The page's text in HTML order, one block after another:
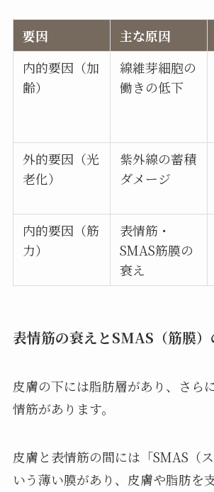
要因 主な原因
内的要因（加
齢）
線維芽細胞の
働きの低下
外的要因（光
老化）
紫外線の蓄積
ダメージ
内的要因（筋
力）
表情筋・
SMAS筋膜の
衰え
表情筋の衰えとSMAS（筋膜
皮膚の下には脂肪層があり、さら
情筋があります。
皮膚と表情筋の間には「SMAS（
いう薄い膜があり、皮膚や脂肪を